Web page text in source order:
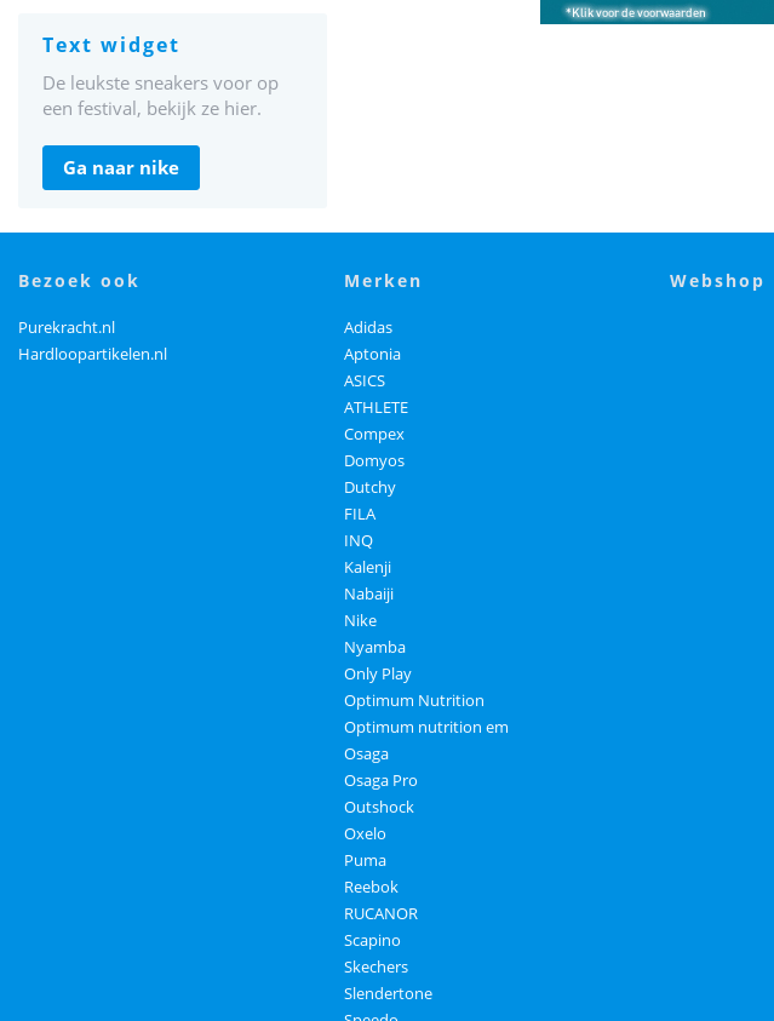
text widget
De leukste sneakers voor op
een festival, bekijk ze hier.
ga naar nike
bezoek ook
Purekracht.nl
Hardloopartikelen.nl
merken
Adidas
Aptonia
ASICS
ATHLETE
Compex
Domyos
Dutchy
FILA
INQ
Kalenji
Nabaiji
Nike
Nyamba
Only Play
Optimum Nutrition
Optimum nutrition em
Osaga
Osaga Pro
Outshock
Oxelo
Puma
Reebok
RUCANOR
Scapino
Skechers
Slendertone
webshop